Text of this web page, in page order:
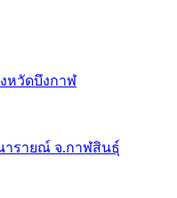
หวัดบึงกาฬ
ารายณ์ จ.กาฬสินธุ์